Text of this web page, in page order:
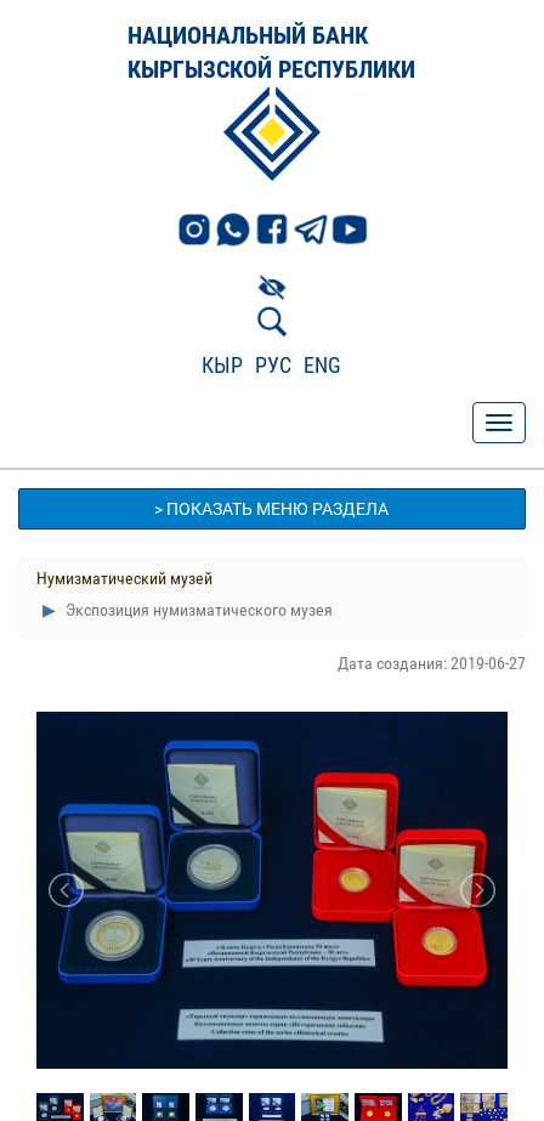
НАЦИОНАЛЬНЫЙ БАНК
КЫРГЫЗСКОЙ РЕСПУБЛИКИ
КЫР РУС ENG
> ПОКАЗАТЬ МЕНЮ РАЗДЕЛА
Нумизматический музей
Экспозиция нумизматического музея
Дата создания: 2019-06-27